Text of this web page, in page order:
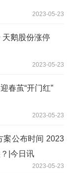
2023-05-23
天鹅股份涨停
2023-05-23
春茧“开门红”
2023-05-23
案公布时间 2023
|今日讯
2023-05-23